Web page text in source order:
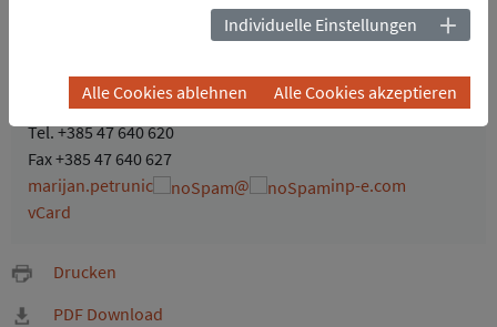
47000 Karlovac
Kroatien
Tel.+385 47 640 620
Fax +385 47 640 627
marijan.petrunic
@
inp-e.com
vCard
Drucken
PDF Download
Individuelle Einstellungen
Alle Cookies ablehnen Alle Cookies akzeptieren